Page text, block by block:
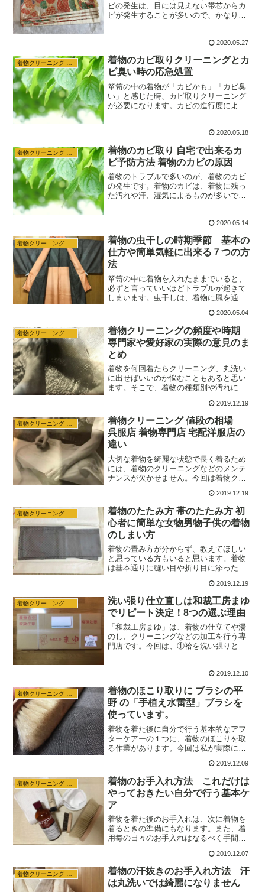
ビの発生は、目には見えない帯芯からカ
ビが発生することが多いので、かなり進
がってしまうので、気付いたときに早め
のクリーニングが大切です。帯のカビ発
生の原因を知ることで帯のカビを予防
し、早期発見、早期クリーニングをしま
しょう。
2020.05.27
着物のカビ取りクリーニングとカ
ビ臭い時の応急処置
箪笥の中の着物が「カビかも」「カビ臭
い」と感じた時、カビ取りクリーニング
が必要になります。カビの進行度によっ
なってきます。カビの状態を把握して適
切な応急処置やカビ取りクリーニングを
行いましょう。
2020.05.18
着物のカビ取り 自宅で出来るカ
ビ予防方法 着物のカビの原因
着物のトラブルで多いのが、着物のカビ
の発生です。着物のカビは、着物に残っ
た汚れや汗、湿気によるものが多いで
換気が大切ですが、それと同時に少しの
工夫でカビの発生を軽減、予防すること
が出来ます。
2020.05.14
着物の虫干しの時期季節 基本の
仕方や簡単気軽に出来る７つの方
法
箪笥の中に着物を入れたままでいると、
必ずと言っていいほどトラブルが起きて
しまいます。虫干しは、着物に風を通す
シミの広がり、ガスの発生による色やけ
を防いでくれます。時間がないあなたに
は、簡単にできる方法があります。少し
手間をかけるだけで、大切な着物や帯を
綺麗な状態で長く使うことができます。
2020.05.04
着物クリーニングの頻度や時期
専門家や愛好家の実際の意見のま
とめ
着物を何回着たらクリーニング、丸洗い
に出せばいいのか悩むこともあると思い
ます。そこで、着物の種類別や汚れに種
介します。着物の専門家や着物を着る頻
度が多い着物愛好家の生の意見なので参
考になることが多いです。
2019.12.19
着物クリーニング 値段の相場
呉服店 着物専門店 宅配洋服店の
違い
大切な着物を綺麗な状態で長く着るため
には、着物のクリーニングなどのメンテ
ナンスが欠かせません。今回は着物クリ
頼できそうなお店、悉皆屋をご紹介しま
す。また、着物クリーニングの３タイプ
の呉服店 着物専門店 宅配洋服店のメリッ
ト、デメリットをご紹介します。
2019.12.19
着物のたたみ方 帯のたたみ方 初
心者に簡単な女物男物子供の着物
のしまい方
着物の畳み方が分からず、教えてほしい
と思っている方もいると思います。着物
は基本通りに縫い目や折り目に添った畳
なります。今回は、着物(訪問着、振り袖
など)、帯(袋帯、名古屋帯)長襦袢、羽
織、コート、肌襦袢、帯締め、帯揚げ、
腰紐などのたたみ方を、初心者にも簡単
にたためるようにまとめてみました。
2019.12.19
着物クリーニング 収納
洗い張り仕立直しは和裁工房まゆ
でリピート決定！8つの選ぶ理由
「和裁工房まゆ」は、着物の仕立てや湯
のし、クリーニングなどの加工を行う専
門店です。今回は、①袷を洗い張りと仕
行った「和裁工房まゆ」での相談やその
後の対応などやリピート利用する理由に
ついてまとめてみました。
2019.12.10
着物のほこり取りに ブラシの平
野 の「手植え水雷型」ブラシを
使っています。
着物を着た後に自分で行う基本的なアフ
ターケアーの１つに、着物のほこりを取
る作業があります。今回は私が実際に使
介したいと思います。お気に入りの着物
を大切に長く活用したいと思っている方
には、是非取り入れてほしいお手入れ方
法です。
2019.12.09
着物クリーニング 収納
着物のお手入れ方法 これだけは
やっておきたい自分で行う基本ケ
ア
着物を着た後のお手入れは、次に着物を
着るときの準備にもなります。また、着
用毎の日々のお手入れはなるべく手間が
す。今回は、大切なきものを美しく保
ち、長持ちさせるための日々のお手入れ
方法をまとめてみました。
2019.12.07
着物の汗抜きのお手入れ方法 汗
は丸洗いでは綺麗になりません